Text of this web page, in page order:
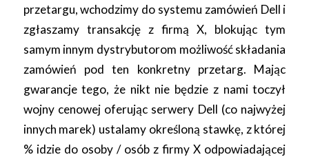
przetargu, wchodzimy do systemu zamówień Dell i
zgłaszamy transakcję z firmą X, blokując tym
samym innym dystrybutorom możliwość składania
zamówień pod ten konkretny przetarg. Mając
gwarancje tego, że nikt nie będzie z nami toczył
wojny cenowej oferując serwery Dell (co najwyżej
innych marek) ustalamy określoną stawkę, z której
% idzie do osoby / osób z firmy X odpowiadającej